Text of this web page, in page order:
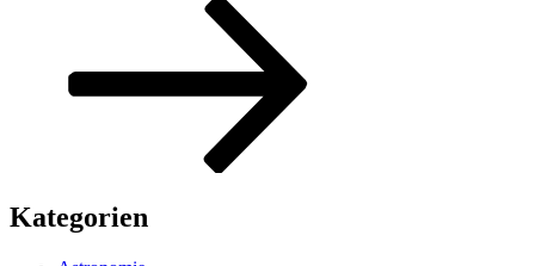
Kategorien